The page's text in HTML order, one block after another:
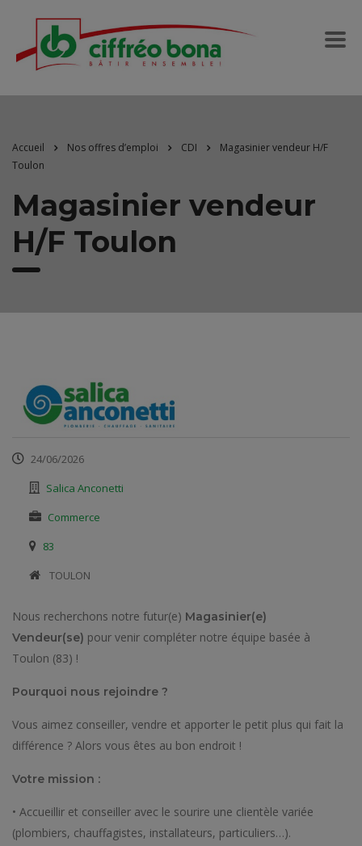
Accueil Nos offres d’emploi CDI
Magasinier vendeur H/F
Toulon
Magasinier vendeur
H/F Toulon
24/06/2026
Salica Anconetti
Commerce
83
​ TOULON
Nous recherchons notre futur(e) Magasinier(e)
Vendeur(se) pour venir compléter notre équipe basée à
Toulon (83) !
Pourquoi nous rejoindre ?
Vous aimez conseiller, vendre et apporter le petit plus qui fait la
différence ? Alors vous êtes au bon endroit !
Votre mission :
• Accueillir et conseiller avec le sourire une clientèle variée
(plombiers, chauffagistes, installateurs, particuliers…).